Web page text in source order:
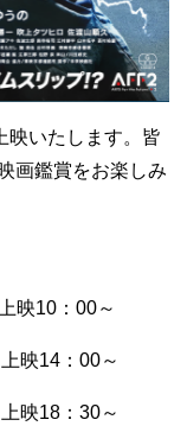
映いたします。皆
画鑑賞をお楽しみ
映10：00～
：00～
：30～